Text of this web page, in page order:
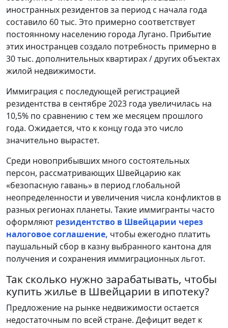
иностранных резидентов за период с начала года
составило 60 тыс. Это примерно соответствует
постоянному населению города Лугано. Прибытие
этих иностранцев создало потребность примерно в
30 тыс. дополнительных квартирах / других объектах
жилой недвижимости.
Иммиграция с последующей регистрацией
резидентства в сентябре 2023 года увеличилась на
10,5% по сравнению с тем же месяцем прошлого
года. Ожидается, что к концу года это число
значительно вырастет.
Среди новоприбывших много состоятельных
персон, рассматривающих Швейцарию как
«безопасную гавань» в период глобальной
неопределенности и увеличения числа конфликтов в
разных регионах планеты. Такие иммигранты часто
оформляют резидентство в Швейцарии через
налоговое соглашение, чтобы ежегодно платить
паушальный сбор в казну выбранного кантона для
получения и сохранения иммиграционных льгот.
Так сколько нужно зарабатывать, чтобы
купить жилье в Швейцарии в ипотеку?
Предложение на рынке недвижимости остается
недостаточным по всей стране. Дефицит ведет к